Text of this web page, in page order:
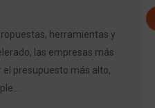
herramientas y
las empresas más
presupuesto más alto,